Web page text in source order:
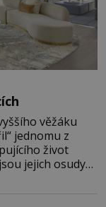
věžáku
jednomu z
život
jejich osudy